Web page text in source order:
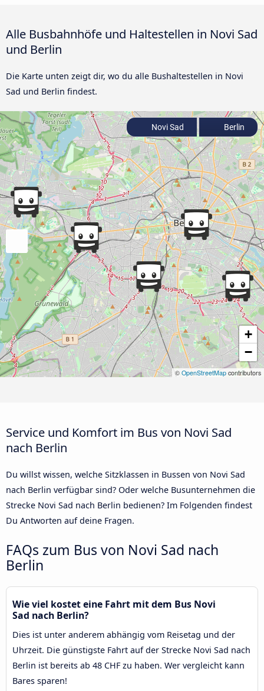
Alle Busbahnhöfe und Haltestellen in Novi Sad
und Berlin
Die Karte unten zeigt dir, wo du alle Bushaltestellen in Novi
Sad und Berlin findest.
+
−
© OpenStreetMap contributors
Novi Sad Berlin
Service und Komfort im Bus von Novi Sad
nach Berlin
Du willst wissen, welche Sitzklassen in Bussen von Novi Sad
nach Berlin verfügbar sind? Oder welche Busunternehmen die
Strecke Novi Sad nach Berlin bedienen? Im Folgenden findest
Du Antworten auf deine Fragen.
FAQs zum Bus von Novi Sad nach
Berlin
Wie viel kostet eine Fahrt mit dem Bus Novi
Sad nach Berlin?
Dies ist unter anderem abhängig vom Reisetag und der
Uhrzeit. Die günstigste Fahrt auf der Strecke Novi Sad nach
Berlin ist bereits ab 48 CHF zu haben. Wer vergleicht kann
Bares sparen!